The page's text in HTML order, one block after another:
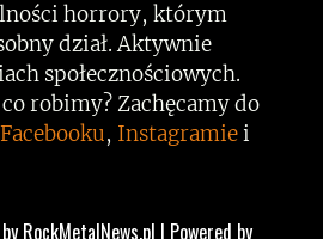
horrory, którym
dział. Aktywnie
społecznościowych.
robimy? Zachęcamy do
Facebooku, Instagramiei
RockMetalNews.pl | Powered by